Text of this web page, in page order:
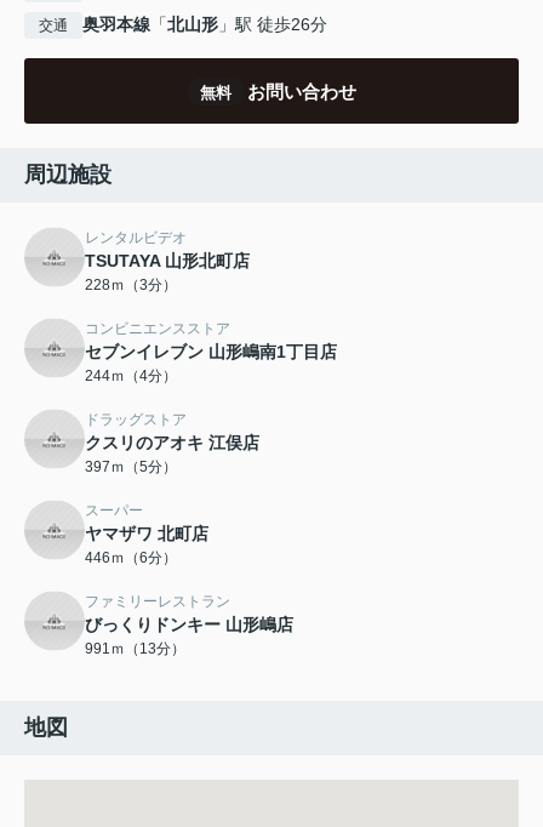
交通 奥羽本線 「北山形 」駅 徒歩26分
無料 お問い合わせ
周辺施設
レンタルビデオ
TSUTAYA 山形北町店
228ｍ（3分）
コンビニエンスストア
セブンイレブン 山形嶋南1丁目店
244ｍ（4分）
ドラッグストア
クスリのアオキ 江俣店
397ｍ（5分）
スーパー
ヤマザワ 北町店
446ｍ（6分）
ファミリーレストラン
びっくりドンキー 山形嶋店
991ｍ（13分）
地図